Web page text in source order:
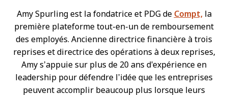
Amy Spurling est la fondatrice et PDG de Compt,la
première plateforme tout-en-un de remboursement
des employés. Ancienne directrice financière à trois
reprises et directrice des opérations à deux reprises,
Amy s’appuie sur plus de 20 ans d'expérience en
leadership pour défendre l’idée que les entreprises
peuvent accomplir beaucoup plus lorsque leurs